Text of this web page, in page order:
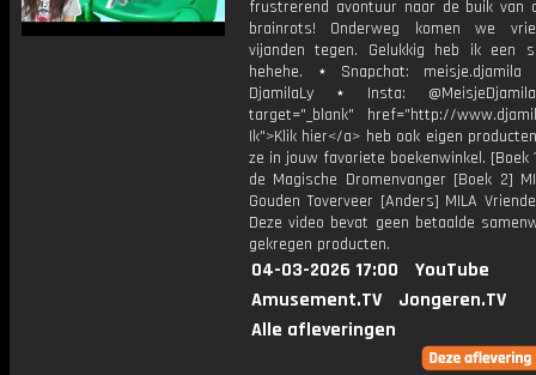
frustrerend avontuur naar de buik van
brainrots! Onderweg komen we
vijanden tegen. Gelukkig heb ik een
hehehe. ⋆ Snapchat: meisje.djamila
DjamilaLy ⋆ Insta:
target="_blank" href="http://
Ik">Klik hier</a> heb ook eigen
ze in jouw favoriete boekenwinkel. [Boek
de Magische Dromenvanger [Boek 2]
Gouden Toverveer [Anders] MILA
Deze video bevat geen betaalde
gekregen producten.
04-03-2026 17:00
YouTube
Amusement.TV
Jongeren.TV
Alle afleveringen